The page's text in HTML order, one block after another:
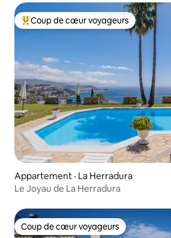
Coup de cœur voyageurs parmi les
Coup de cœur voyageurs
Appartement · La Herradura
Le Joyau de La Herradura
Coup de cœur voyageurs
Coup de cœur voyageurs